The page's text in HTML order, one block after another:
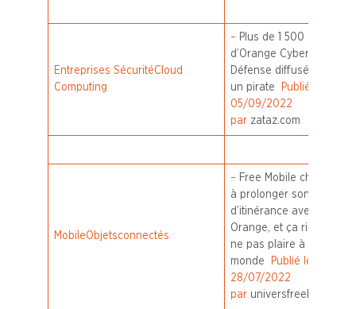
Entreprises SécuritéCloud
Computing
– Plus de 1 500 clients
d’Orange Cyber
Défense diffusés par
un pirate Publié le
05/09/2022
par zataz.com
MobileObjetsconnectés
– Free Mobile cherche
à prolonger son contrat
d’itinérance avec
Orange, et ça risque de
ne pas plaire à tout le
monde Publié le
28/07/2022
par universfreebox.com